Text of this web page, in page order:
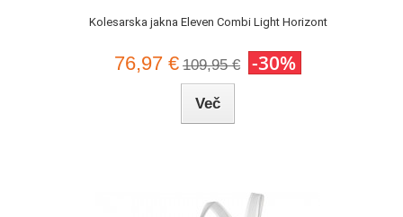
Kolesarska jakna Eleven Combi Light Horizont
76,97 € 109,95 € -30%
Več